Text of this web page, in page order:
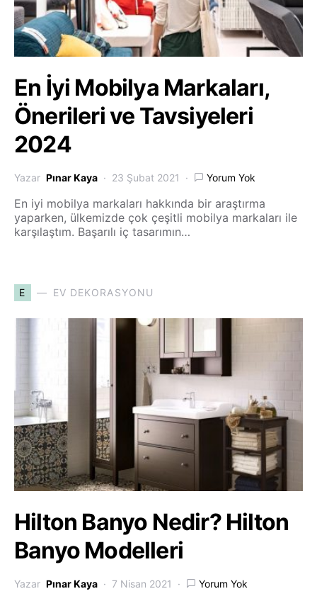
En İyi Mobilya Markaları,
Önerileri ve Tavsiyeleri
2024
Yazar Pınar Kaya 23 Şubat 2021 Yorum Yok
En iyi mobilya markaları hakkında bir araştırma
yaparken, ülkemizde çok çeşitli mobilya markaları ile
karşılaştım. Başarılı iç tasarımın…
E EV DEKORASYONU
Hilton Banyo Nedir? Hilton
Banyo Modelleri
Yazar Pınar Kaya 7 Nisan 2021 Yorum Yok